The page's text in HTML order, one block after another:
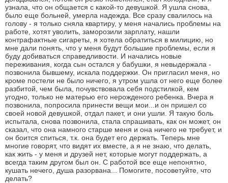
узнала, что он общается с какой-то девушкой. Я ушла снова,
было еще больней, умерла надежда. Все сразу свалилось на
голову - я только сняла квартиру, у меня начались проблемы на
работе, хотят уволить, заморозили зарплату, нашли
контрафактные сигареты, я хотела обратиться в милицию, но
мне дали понять, что у меня будут большие проблемы, если я
буду добиваться справедливости. И начались новые
переживания, когда сын остался у бабушки, я невыдержала -
позвонила бывшему, искала поддержки. Он пригласил меня, но
кроме постели не было ничего, я утром ушла от него еще более
разбитой, чем была, почувствовала себя подстилкой, кем
угодно, только не матерью его нерожденого ребенка. Вчера я
позвонила, попросила принести вещи мои...и он пришел со
своей новой девушкой, отдал пакет, и они ушли. Я такую боль
испытала, снова позвонила, стала спрашивать, как он может, он
сказал, что она намного старше меня и она ничего не требует, и
он боится спиться, т.к. она будет его держать. Теперь мне
многие говорят, что видят их вместе, а я не знаю, что делать,
как жить - у меня и друзей нет, которые могут поддержать, а
всегда таким другом был он. С работой все еще непонятно,
кушать нечего, душа разорвана... Помогите, посоветуйте, что
делать?